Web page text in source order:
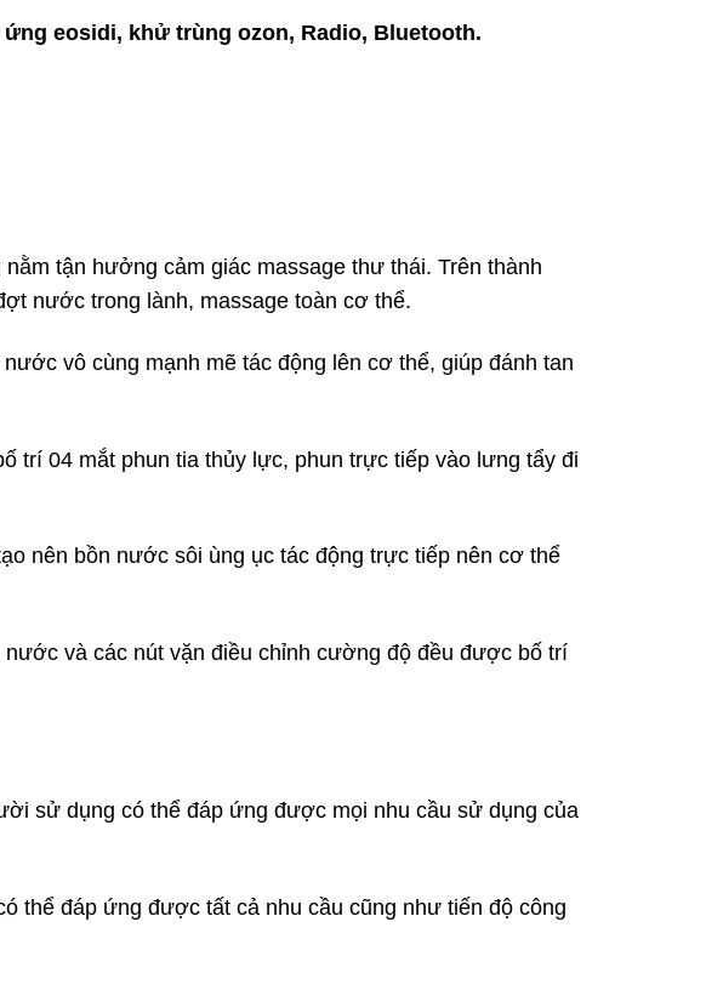
eosidi, khử trùng ozon, Radio, Bluetooth.
tận hưởng cảm giác massage thư thái. Trên thành
nước trong lành, massage toàn cơ thể.
vô cùng mạnh mẽ tác động lên cơ thể, giúp đánh tan
trí 04 mắt phun tia thủy lực, phun trực tiếp vào lưng tẩy đi
nên bồn nước sôi ùng ục tác động trực tiếp nên cơ thể
và các nút vặn điều chỉnh cường độ đều được bố trí
sử dụng có thể đáp ứng được mọi nhu cầu sử dụng của
thể đáp ứng được tất cả nhu cầu cũng như tiến độ công